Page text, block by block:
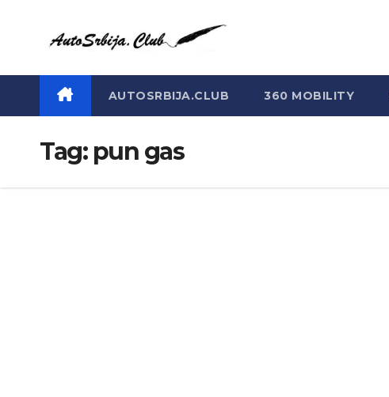
AUTOSRBIJA.CLUB 360 MOBILITY
Tag: pun gas